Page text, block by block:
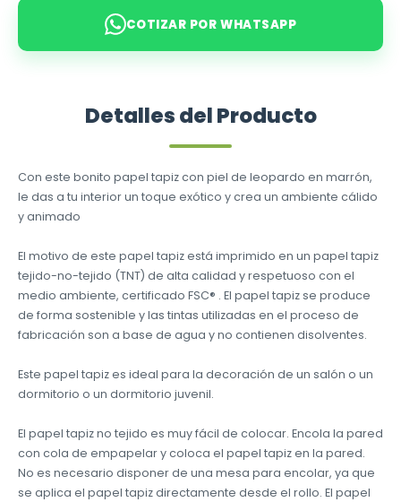
COTIZAR POR WHATSAPP
Detalles del Producto
Con este bonito papel tapiz con piel de leopardo en marrón,
le das a tu interior un toque exótico y crea un ambiente cálido
y animado
El motivo de este papel tapiz está imprimido en un papel tapiz
tejido-no-tejido (TNT) de alta calidad y respetuoso con el
medio ambiente, certificado FSC® . El papel tapiz se produce
de forma sostenible y las tintas utilizadas en el proceso de
fabricación son a base de agua y no contienen disolventes.
Este papel tapiz es ideal para la decoración de un salón o un
dormitorio o un dormitorio juvenil.
El papel tapiz no tejido es muy fácil de colocar. Encola la pared
con cola de empapelar y coloca el papel tapiz en la pared.
No es necesario disponer de una mesa para encolar, ya que
se aplica el papel tapiz directamente desde el rollo. El papel